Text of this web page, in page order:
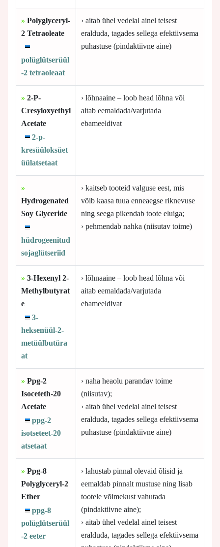
» Polyglyceryl-
2 Tetraoleate
polüglütserüül
-2 tetraoleaat
› aitab ühel vedelal ainel teisest
eralduda, tagades sellega efektiivsema
puhastuse (pindaktiivne aine)
» 2-P-
Cresyloxyethyl
Acetate
2-p-
kresüüloksüet
üülatsetaat
› lõhnaaine – loob head lõhna või
aitab eemaldada/varjutada
ebameeldivat
»
Hydrogenated
Soy Glyceride
hüdrogeenitud
sojaglütseriid
› kaitseb tooteid valguse eest, mis
võib kaasa tuua enneaegse riknevuse
ning seega pikendab toote eluiga;
› pehmendab nahka (niisutav toime)
» 3-Hexenyl 2-
Methylbutyrat
e
3-
heksenüül-2-
metüülbutüra
at
› lõhnaaine – loob head lõhna või
aitab eemaldada/varjutada
ebameeldivat
» Ppg-2
Isoceteth-20
Acetate
ppg-2
isotseteet-20
atsetaat
› naha heaolu parandav toime
(niisutav);
› aitab ühel vedelal ainel teisest
eralduda, tagades sellega efektiivsema
puhastuse (pindaktiivne aine)
» Ppg-8
Polyglyceryl-2
Ether
ppg-8
polüglütserüül
-2 eeter
› lahustab pinnal olevaid õlisid ja
eemaldab pinnalt mustuse ning lisab
tootele võimekust vahutada
(pindaktiivne aine);
› aitab ühel vedelal ainel teisest
eralduda, tagades sellega efektiivsema